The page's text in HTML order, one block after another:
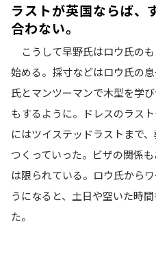
ラストが英国ならば、
合わない。
こうして早野氏はロウ氏の
始める。採寸などはロウ氏の
氏とマンツーマンで木型を学
もするように。ドレスのラス
にはツイステッドラストまで
つくっていった。ビザの関係
は限られている。ロウ氏から
うになると、土日や空いた時
た。